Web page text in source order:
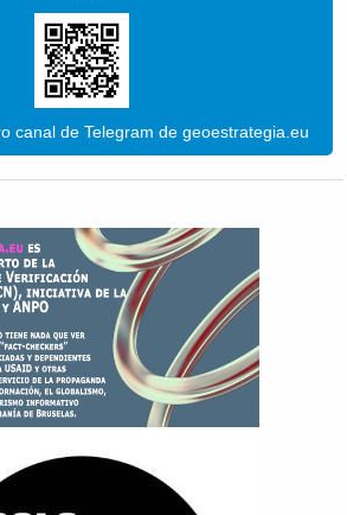
canal de Telegram de geoestrategia.eu